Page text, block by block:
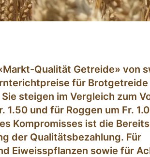
Qualität Getreide» von
für Brotgetreide
steigen im Vergleich zum
1.50 und für Roggen um Fr.
Kompromisses ist die
der Qualitätsbezahlung. Für
Eiweisspflanzen sowie für